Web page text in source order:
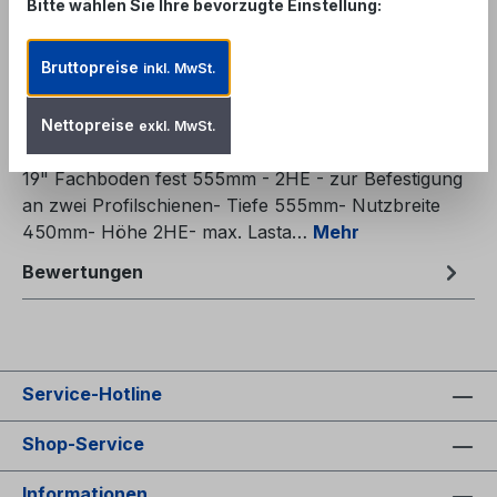
Beschreibung
19" Fachboden fest 555mm - 2HE - zur Befestigung
an zwei Profilschienen- Tiefe 555mm- Nutzbreite
450mm- Höhe 2HE- max. Lasta… Mehr
Bewertungen
Service-Hotline
Shop-Service
Bitte wählen Sie Ihre bevorzugte Einstellung:
Bruttopreise inkl. MwSt.
Nettopreise exkl. MwSt.